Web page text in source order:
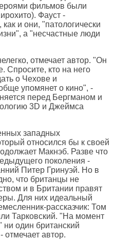
фильмов были
Фауст -
и они, "патологически
а "несчастные люди
отмечает автор. "Он
Спросите, кто на него
о Чехове и
упомянет о кино", -
перед Бергманом и
3D и Джеймса
западных
относился бы к своей
Макнэб. Разве что
поколения -
Питер Гринуэй. Но в
что британцы не
и в Британии правят
Для них идеальный
рассказчик: Том
Тарковский. "На момент
ни один британский
отмечает автор.